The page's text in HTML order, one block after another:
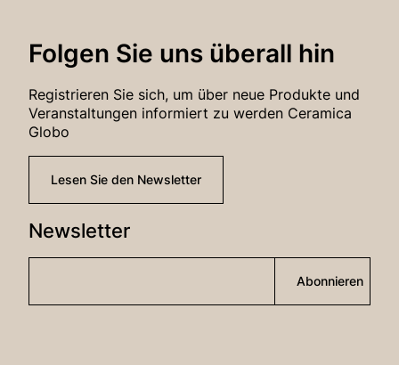
Folgen Sie uns überall hin
Registrieren Sie sich, um über neue Produkte und
Veranstaltungen informiert zu werden Ceramica
Globo
Lesen Sie den Newsletter
Newsletter
Abonnieren